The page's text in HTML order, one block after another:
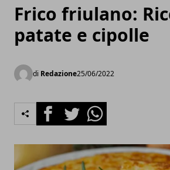
Frico friulano:
patate e cipolle
di Redazione25/06/2022
FacebookTwitterWhatsapp